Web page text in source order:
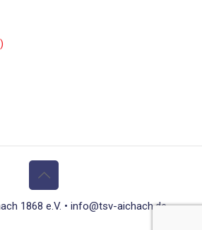
1868 e.V. • info@tsv-aichach.de